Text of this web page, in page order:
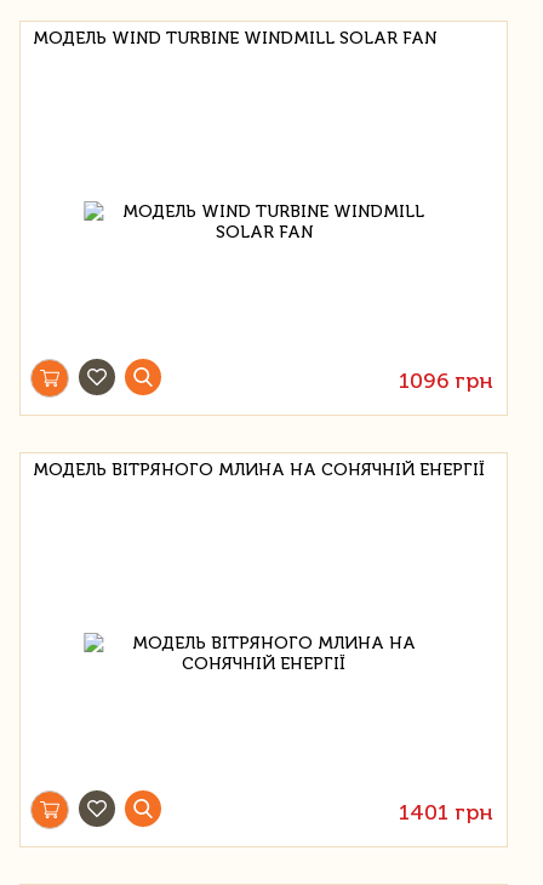
МОДЕЛЬ WIND TURBINE WINDMILL SOLAR FAN
1096 грн
МОДЕЛЬ ВІТРЯНОГО МЛИНА НА СОНЯЧНІЙ ЕНЕРГІЇ
1401 грн